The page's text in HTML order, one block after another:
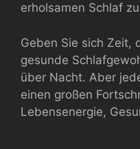
erholsamen Schlaf
Geben Sie sich Zeit,
gesunde
über Nacht. Aber
einen großen
Lebensenergie,